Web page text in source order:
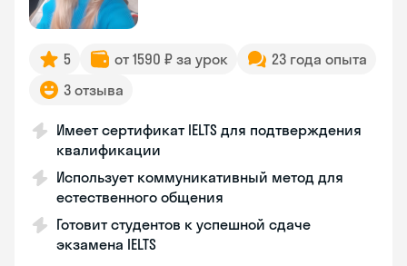
5 от 1590 ₽ за урок
23 года опыта
3 отзыва
Имеет сертификат IELTS для подтверждения
квалификации
Использует коммуникативный метод для
естественного общения
Готовит студентов к успешной сдаче
экзамена IELTS